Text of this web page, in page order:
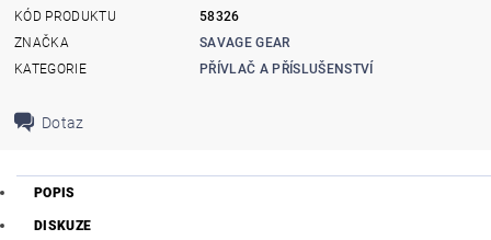
KÓD PRODUKTU
58326
ZNAČKA
SAVAGE GEAR
KATEGORIE
PŘÍVLAČ A PŘÍSLUŠENSTVÍ
Dotaz
POPIS
DISKUZE